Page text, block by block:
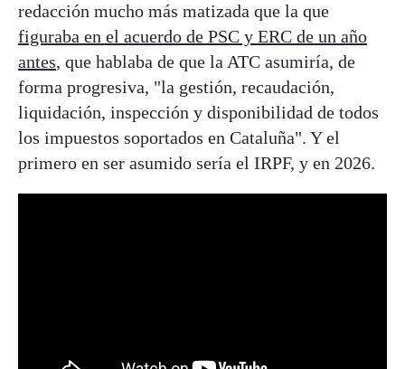
redacción mucho más matizada que la que
figuraba en el acuerdo de PSC y ERC de un año
antes, que hablaba de que la ATC asumiría, de
forma progresiva, "la gestión, recaudación,
liquidación, inspección y disponibilidad de todos
los impuestos soportados en Cataluña". Y el
primero en ser asumido sería el IRPF, y en 2026.